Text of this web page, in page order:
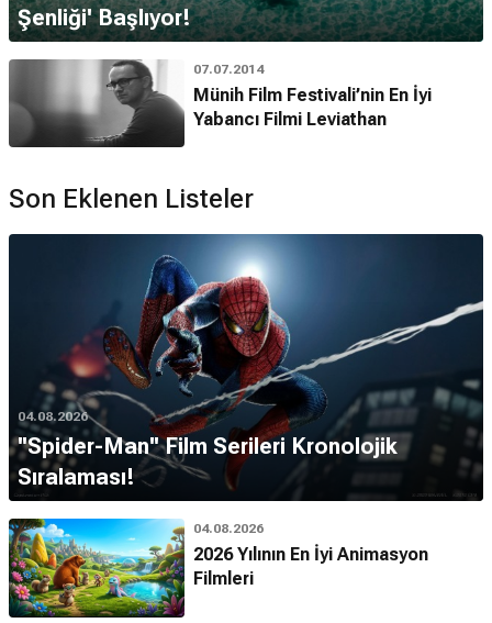
Şenliği' Başlıyor!
07.07.2014
Münih Film Festivali’nin En İyi
Yabancı Filmi Leviathan
Son Eklenen Listeler
04.08.2026
''Spider-Man'' Film Serileri Kronolojik
Sıralaması!
04.08.2026
2026 Yılının En İyi Animasyon
Filmleri